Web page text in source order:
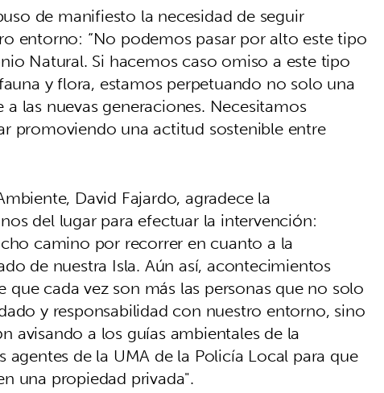
de manifiesto la necesidad de seguir
entorno: “No podemos pasar por alto este tipo
Natural. Si hacemos caso omiso a este tipo
y flora, estamos perpetuando no solo una
las nuevas generaciones. Necesitamos
promoviendo una actitud sostenible entre
David Fajardo, agradece la
del lugar para efectuar la intervención:
camino por recorrer en cuanto a la
de nuestra Isla. Aún así, acontecimientos
cada vez son más las personas que no solo
y responsabilidad con nuestro entorno, sino
avisando a los guías ambientales de la
de la UMA de la Policía Local para que
una propiedad privada".